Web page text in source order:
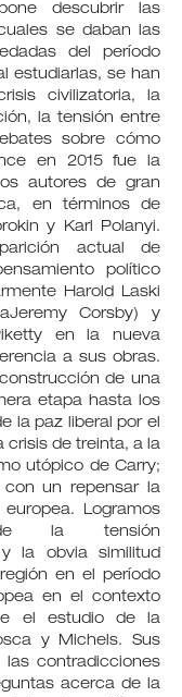
descubrir las
se daban las
del período
estudiarlas, se han
civilizatoria, la
la tensión entre
sobre cómo
en 2015 fue la
autores de gran
en términos de
y Karl Polanyi.
actual de
político
Harold Laski
Corsby) y
en la nueva
a sus obras.
de una
etapa hasta los
la paz liberal por el
crisis de treinta, a la
utópico de Carry;
un repensar la
Logramos
la tensión
la obvia similitud
en el período
en el contexto
el estudio de la
y Michels. Sus
contradicciones
acerca de la